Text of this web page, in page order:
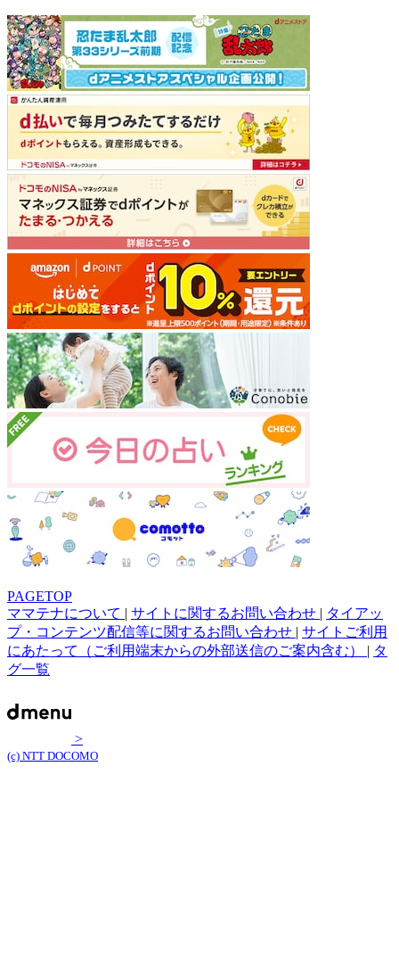
PAGETOP
ママテナについて | サイトに関するお問い合わせ | タイアッ
プ・コンテンツ配信等に関するお問い合わせ | サイトご利用
にあたって（ご利用端末からの外部送信のご案内含む） | タ
グ一覧
>
(c) NTT DOCOMO